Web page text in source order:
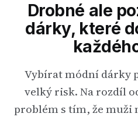
Drobné ale
dárky, které
Vybírat módní dárky
velký risk. Na rozdíl
problém s tím, že muži